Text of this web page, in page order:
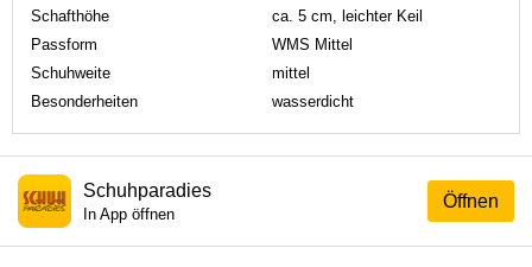
Schafthöhe
ca. 5 cm, leichter Keil
Passform
WMS Mittel
Schuhweite
mittel
Besonderheiten
wasserdicht
Öffnen
Schuhparadies
In App öffnen